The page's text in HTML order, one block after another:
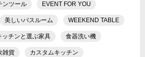
ンツール EVENT FOR YOU
美しいバスルーム WEEKEND TABLE
ッチンと選ぶ家具 食器洗い機
雑貨 カスタムキッチン